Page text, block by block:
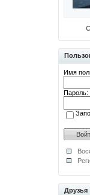
Имя
Пароль:
Друзья